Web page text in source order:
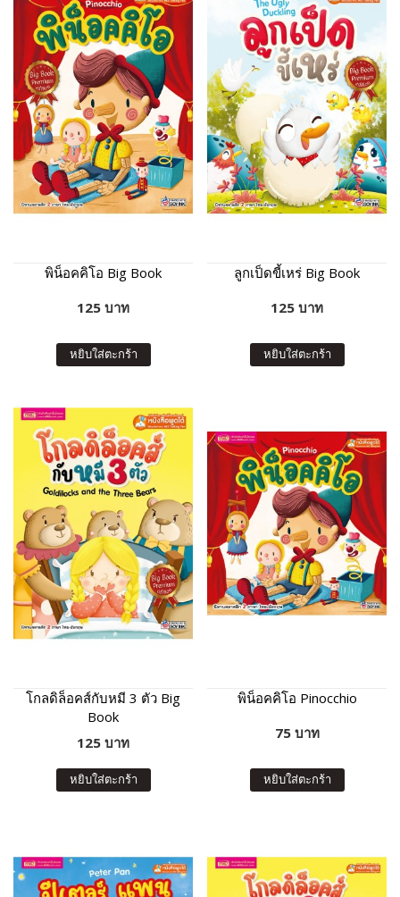
พิน็อคคิโอ Big Book
125 บาท
หยิบใส่ตะกร้า
ลูกเป็ดขี้เหร่ Big Book
125 บาท
หยิบใส่ตะกร้า
โกลดิล็อคส์กับหมี 3 ตัว Big
Book
125 บาท
หยิบใส่ตะกร้า
พิน็อคคิโอ Pinocchio
75 บาท
หยิบใส่ตะกร้า